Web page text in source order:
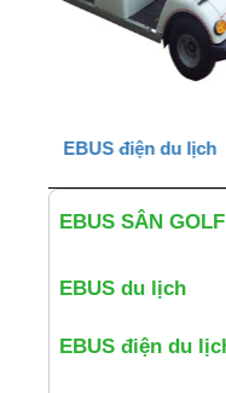
EBUS SÂN GOLF
EBUS du lịch
EBUS điện du